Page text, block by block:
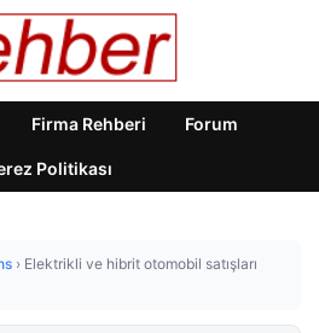
Firma Rehberi Forum
Politikası
› Elektrikli ve hibrit otomobil satışları